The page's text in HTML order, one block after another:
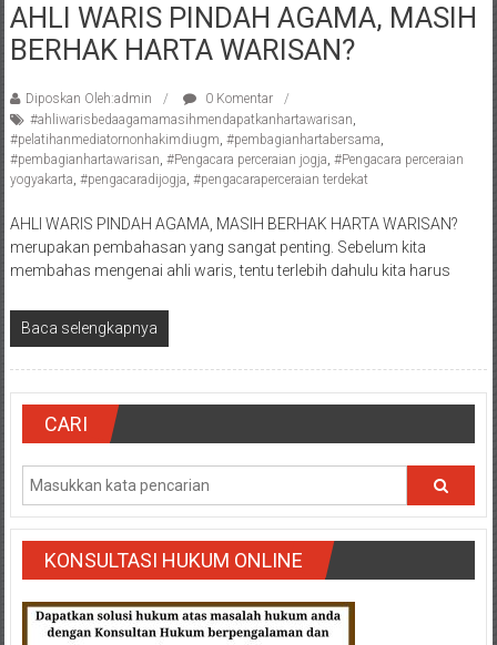
Pengacara
Perceraian/
/
Konsultan
Hukum
/
Hukum
Pajak/
Mediasi/
Yogyakarta/Bantul/Sleman/Gunung
Kidul/Wonosari/Wates/Kulonprogo/
Yogyakarta/Jogja/
kalten/Solo/
Purwakarta,
Sukoharjo/
Semarang/
Batang/Brebes/
Purworejo,
Kebumen/Magelang/Temanggung/Mungkid/Demak/
Batu/
Blitar/Surabaya/Palembang/
AHLI WARIS PINDAH AGAMA, MASIH
BERHAK HARTA WARISAN?
Diposkan Oleh:admin
0 Komentar
#ahliwarisbedaagamamasihmendapatkanhartawarisan,
#pelatihanmediatornonhakimdiugm, #pembagianhartabersama,
#pembagianhartawarisan, #Pengacara perceraian jogja, #Pengacara perceraian
yogyakarta, #pengacaradijogja, #pengacaraperceraian terdekat
AHLI WARIS PINDAH AGAMA, MASIH BERHAK HARTA WARISAN?
merupakan pembahasan yang sangat penting. Sebelum kita
membahas mengenai ahli waris, tentu terlebih dahulu kita harus
Baca selengkapnya
CARI
KONSULTASI HUKUM ONLINE